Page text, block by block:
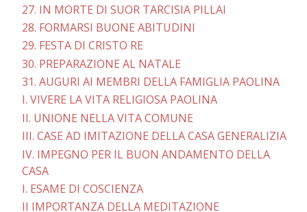
27. IN MORTE DI SUOR TARCISIA PILLAI
28. FORMARSI BUONE ABITUDINI
29. FESTA DI CRISTO RE
30. PREPARAZIONE AL NATALE
31. AUGURI AI MEMBRI DELLA FAMIGLIA PAOLINA
I. VIVERE LA VITA RELIGIOSA PAOLINA
II. UNIONE NELLA VITA COMUNE
III. CASE AD IMITAZIONE DELLA CASA GENERALIZIA
IV. IMPEGNO PER IL BUON ANDAMENTO DELLA
CASA
I. ESAME DI COSCIENZA
II IMPORTANZA DELLA MEDITAZIONE